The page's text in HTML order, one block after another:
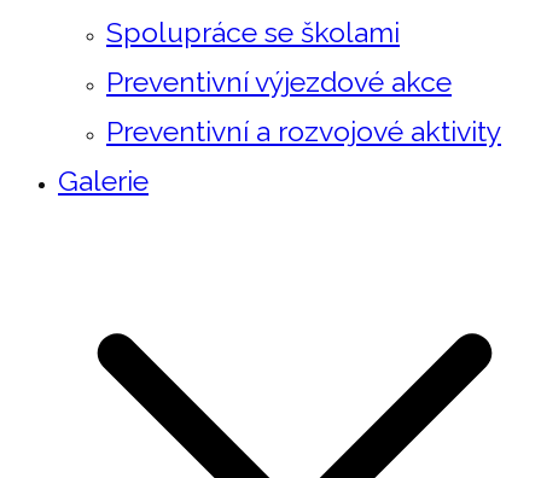
Spolupráce se školami
Preventivní výjezdové akce
Preventivní a rozvojové aktivity
Galerie